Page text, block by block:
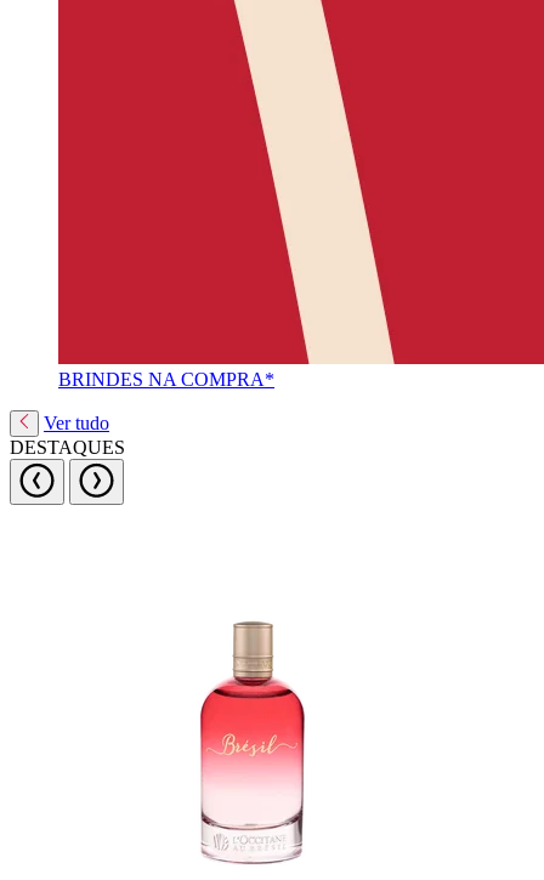
BRINDES NA COMPRA*
Ver tudo
DESTAQUES